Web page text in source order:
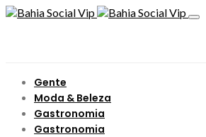
Gente
Moda & Beleza
Gastronomia
Gastronomia